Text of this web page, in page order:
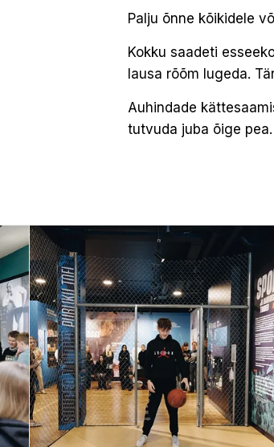
Palju õnne kõikidele
Kokku saadeti
lausa rõõm lugeda.
Auhindade
tutvuda juba õige pea.